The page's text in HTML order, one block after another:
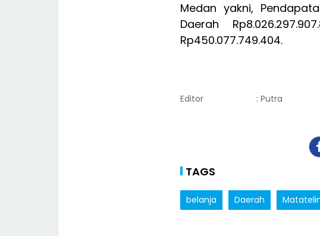
Medan yakni,
Daerah
Rp450.077.749.404.
Editor : Putra
TAGS
belanja Daerah